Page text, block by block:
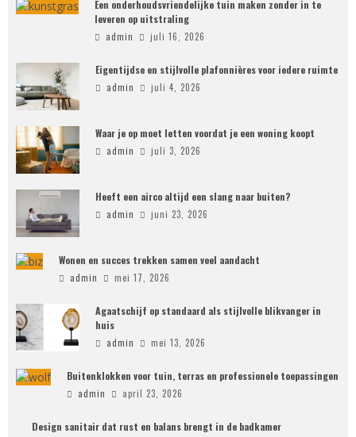
Een onderhoudsvriendelijke tuin maken zonder in te
leveren op uitstraling
admin juli 16, 2026
Eigentijdse en stijlvolle plafonnières voor iedere ruimte
admin juli 4, 2026
Waar je op moet letten voordat je een woning koopt
admin juli 3, 2026
Heeft een airco altijd een slang naar buiten?
admin juni 23, 2026
Wonen en succes trekken samen veel aandacht
admin mei 17, 2026
Agaatschijf op standaard als stijlvolle blikvanger in
huis
admin mei 13, 2026
Buitenklokken voor tuin, terras en professionele toepassingen
admin april 23, 2026
Design sanitair dat rust en balans brengt in de badkamer